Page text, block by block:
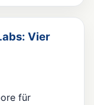
Vier
für